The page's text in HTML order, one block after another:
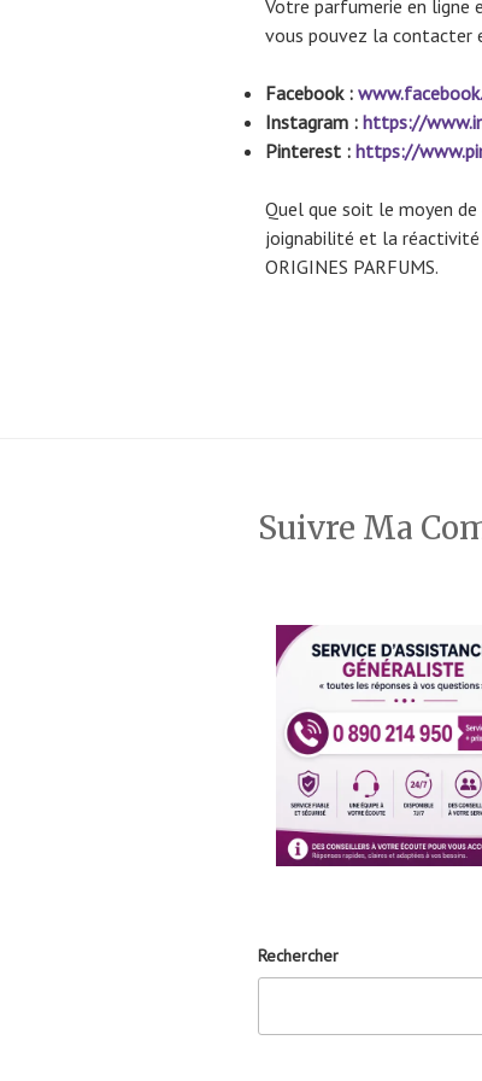
Votre parfumerie en ligne
vous pouvez la contacter
Facebook :
Instagram : https://
Pinterest : https://
Quel que soit le moyen
joignabilité et la
ORIGINES PARFUMS.
Suivre Ma
Rechercher